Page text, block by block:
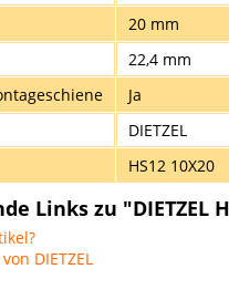
20 mm
22,4 mm
Ja
DIETZEL
HS12 10X20
Links zu "DIETZEL
DIETZEL